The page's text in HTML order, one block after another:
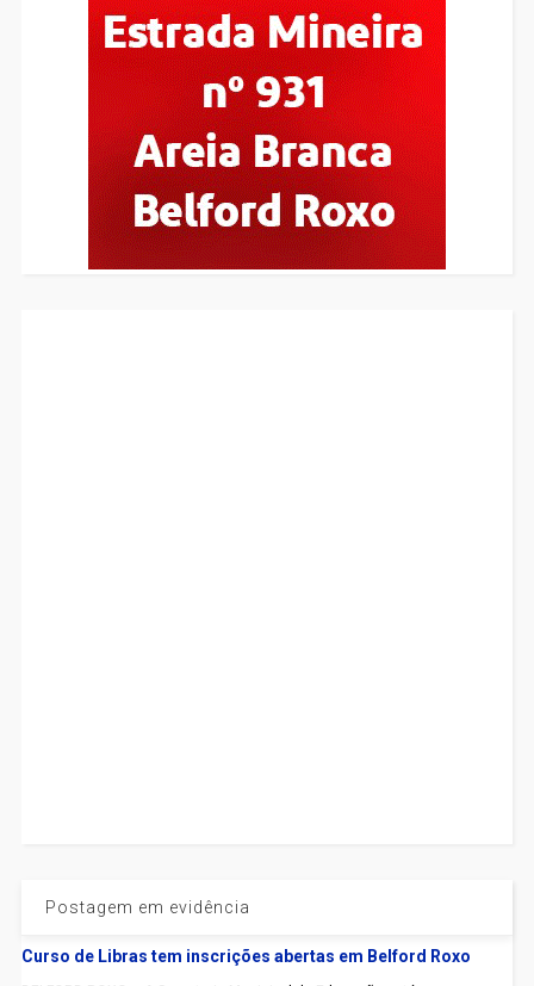
Postagem em evidência
Curso de Libras tem inscrições abertas em Belford Roxo